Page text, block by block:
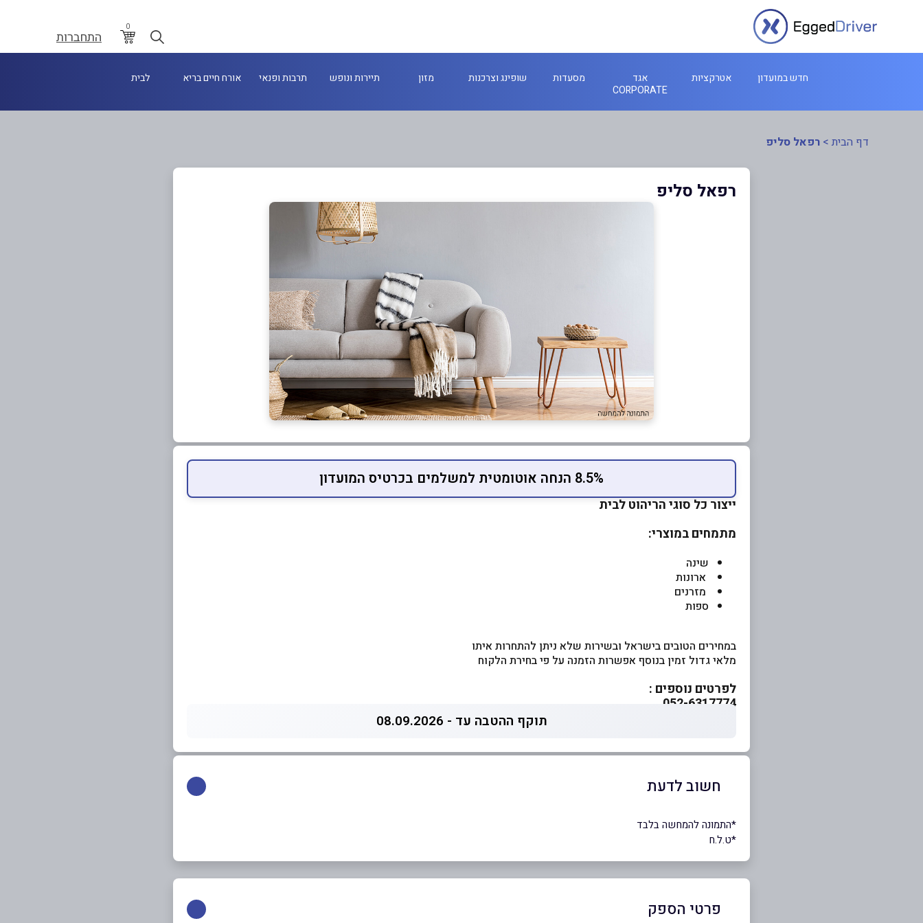
0
התחברות
חדש במועדון אטרקציות
אגד
CORPORATE
מסעדות שופינג וצרכנות מזון תיירות ונופש תרבות ופנאי אורח חיים בריא לבית
דף הבית > רפאל סליפ
רפאל סליפ
8.5% הנחה אוטומטית למשלמים בכרטיס המועדון
ייצור כל סוגי הריהוט לבית
מתמחים במוצרי:
שינה
ארונות
מזרנים
ספות
במחירים הטובים בישראל ובשירות שלא ניתן להתחרות איתו
מלאי גדול זמין בנוסף אפשרות הזמנה על פי בחירת הלקוח
לפרטים נוספים :
052-6317774
תוקף ההטבה עד - 08.09.2026
חשוב לדעת
*התמונה להמחשה בלבד
*ט.ל.ח
פרטי הספק